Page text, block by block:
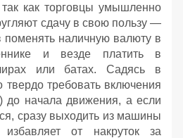
как торговцы умышленно
сдачу в свою пользу —
поменять наличную валюту в
и везде платить в
или батах. Садясь в
твердо требовать включения
до начала движения, а если
сразу выходить из машины
от накруток за